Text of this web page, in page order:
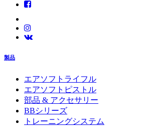
製品
エアソフトライフル
エアソフトピストル
部品 & アクセサリー
BBシリーズ
トレーニングシステム